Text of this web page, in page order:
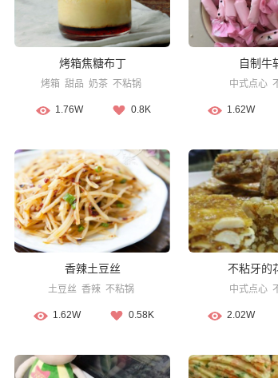
烤箱焦糖布丁
烤箱 甜品 奶茶 不粘锅
1.76W 0.8K
自制牛
中式点心
1.62W
香辣土豆丝
土豆丝 香辣 不粘锅
1.62W 0.58K
不粘牙的
中式点心
2.02W